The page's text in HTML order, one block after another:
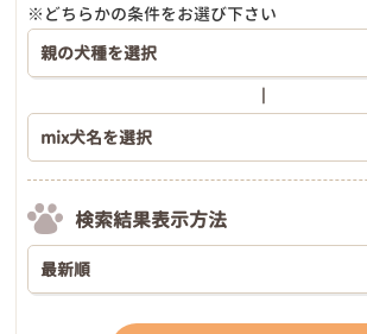
※どちらかの条件をお選び下さい
検索結果表示方法